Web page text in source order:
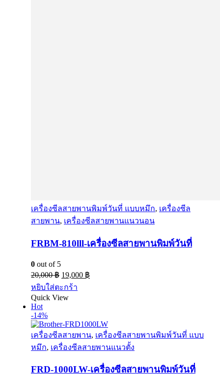
เครื่องซีลสายพานพิมพ์วันที่ แบบหมึก, เครื่องซีล
สายพาน, เครื่องซีลสายพานแนวนอน
FRBM-810lll-เครื่องซีลสายพานพิมพ์วันที่
0 out of 5
20,000฿ 19,000 ฿
หยิบใส่ตะกร้า
Quick View
Hot
-14%
เครื่องซีลสายพาน, เครื่องซีลสายพานพิมพ์วันที่ แบบ
หมึก, เครื่องซีลสายพานแนวตั้ง
FRD-1000LW-เครื่องซีลสายพานพิมพ์วันที่